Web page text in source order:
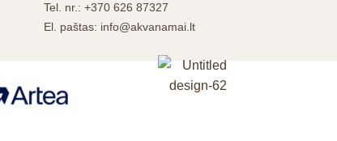
Tel. nr.: +370 626 87327
El. paštas: info@akvanamai.lt